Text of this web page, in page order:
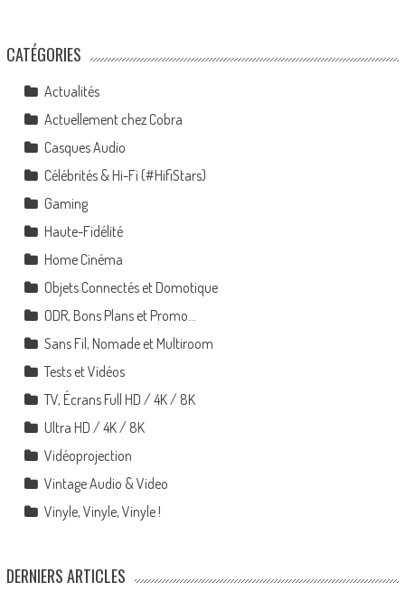
CATÉGORIES
Actualités
Actuellement chez Cobra
Casques Audio
Célébrités & Hi-Fi (#HifiStars)
Gaming
Haute-Fidélité
Home Cinéma
Objets Connectés et Domotique
ODR, Bons Plans et Promo…
Sans Fil, Nomade et Multiroom
Tests et Vidéos
TV, Écrans Full HD / 4K / 8K
Ultra HD / 4K / 8K
Vidéoprojection
Vintage Audio & Video
Vinyle, Vinyle, Vinyle !
DERNIERS ARTICLES